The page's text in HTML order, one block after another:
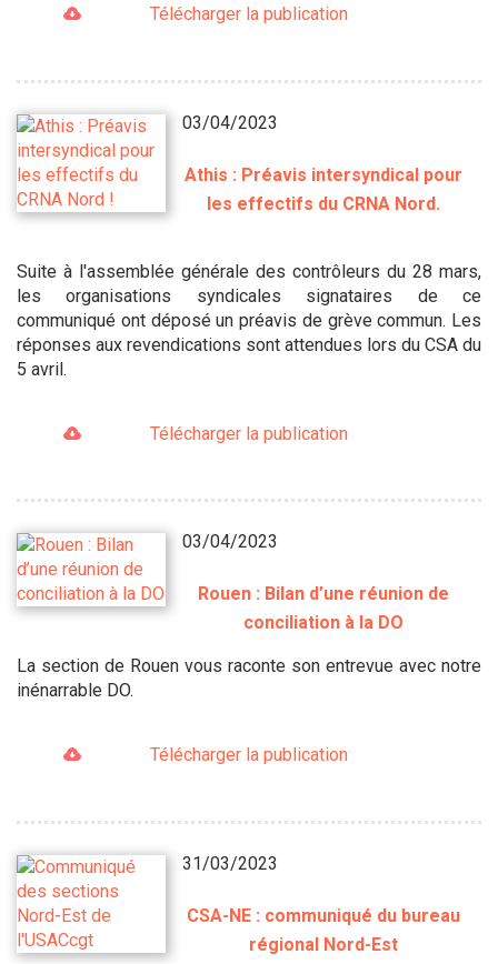
Télécharger la publication
03/04/2023
Athis : Préavis intersyndical pour
les effectifs du CRNA Nord.
Suite à l'assemblée générale des contrôleurs du 28 mars,
les organisations syndicales signataires de ce
communiqué ont déposé un préavis de grève commun. Les
réponses aux revendications sont attendues lors du CSA du
5 avril.
Télécharger la publication
03/04/2023
Rouen : Bilan d’une réunion de
conciliation à la DO
La section de Rouen vous raconte son entrevue avec notre
inénarrable DO.
Télécharger la publication
31/03/2023
CSA-NE : communiqué du bureau
régional Nord-Est